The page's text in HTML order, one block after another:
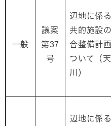
一般
議案
第37
号
辺地に係
共的施設
合整備計
ついて（天
川）
辺地に係